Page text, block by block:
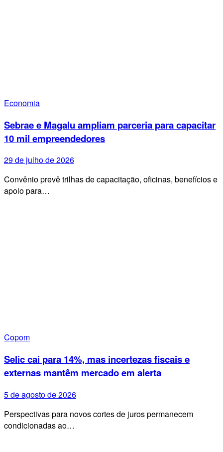
Economia
Sebrae e Magalu ampliam parceria para capacitar
10 mil empreendedores
29 de julho de 2026
Convênio prevê trilhas de capacitação, oficinas, benefícios e
apoio para…
Copom
Selic cai para 14%, mas incertezas fiscais e
externas mantêm mercado em alerta
5 de agosto de 2026
Perspectivas para novos cortes de juros permanecem
condicionadas ao…